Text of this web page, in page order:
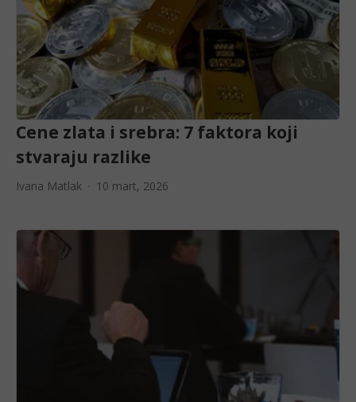
Cene zlata i srebra: 7 faktora koji
stvaraju razlike
Ivana Matlak 10 mart, 2026